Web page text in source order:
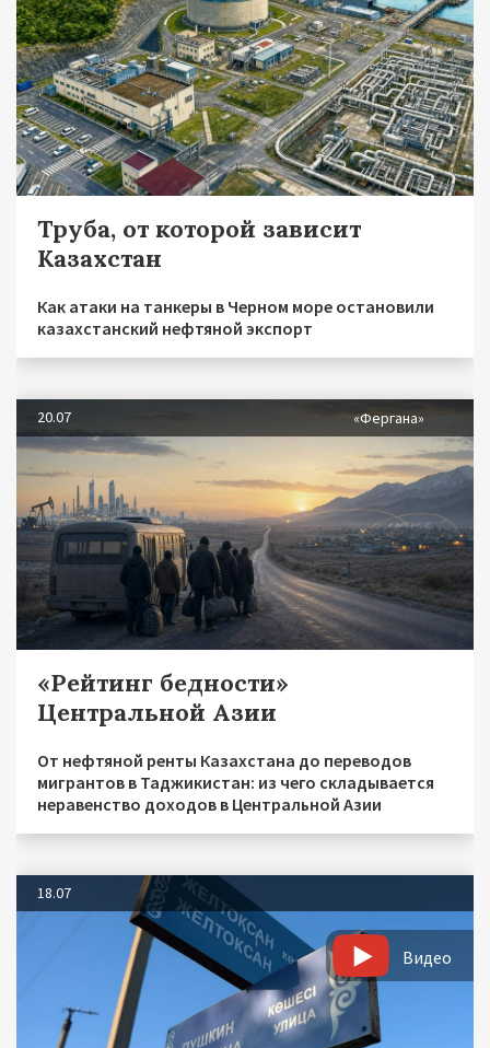
Труба, от которой зависит
Казахстан
Как атаки на танкеры в Черном море остановили
казахстанский нефтяной экспорт
20.07 «Фергана»
«Рейтинг бедности»
Центральной Азии
От нефтяной ренты Казахстана до переводов
мигрантов в Таджикистан: из чего складывается
неравенство доходов в Центральной Азии
18.07
Видео